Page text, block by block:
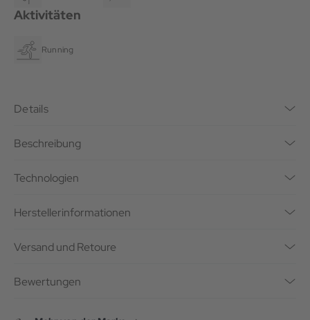
Aktivitäten
Running
Details
Beschreibung
Technologien
Herstellerinformationen
Versand und Retoure
Bewertungen